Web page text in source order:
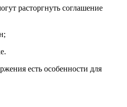
расторгнуть соглашение
есть особенности для